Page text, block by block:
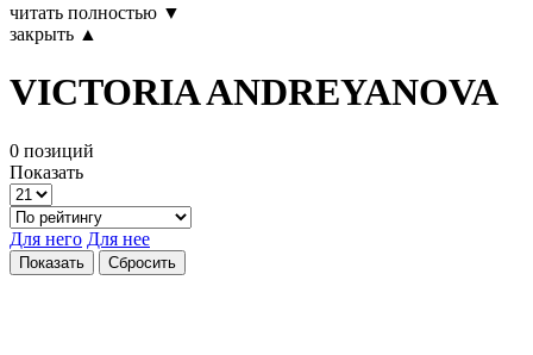
читать полностью ▼
закрыть ▲
VICTORIA ANDREYANOVA
0 позиций
Показать
Для него Для нее